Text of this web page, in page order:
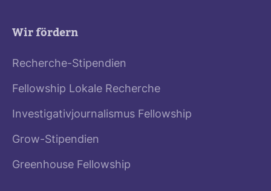
Wir fördern
Recherche-Stipendien
Fellowship Lokale Recherche
Investigativjournalismus Fellowship
Grow-Stipendien
Greenhouse Fellowship